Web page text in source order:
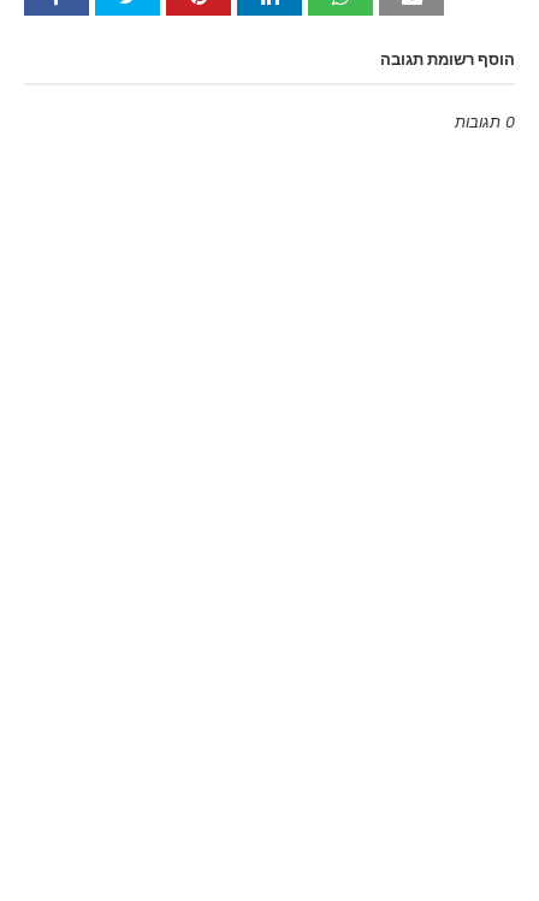
הוסף רשומת תגובה
0 תגובות